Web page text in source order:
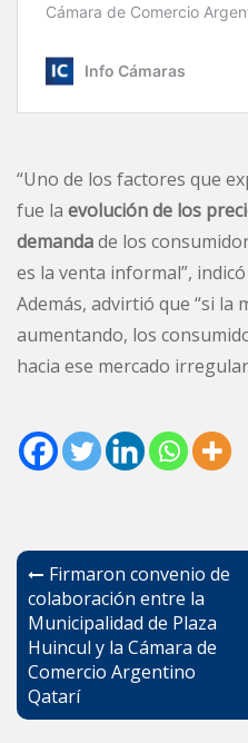
“Uno de los factores que
fue la evolución de los
demandade los
es la venta informal”,
Además, advirtió que “si la
aumentando, los
hacia ese mercado
Navegación
de
entradas
Firmaron convenio de
colaboración entre la
Municipalidad de Plaza
Huincul y la Cámara de
Comercio Argentino
Qatarí